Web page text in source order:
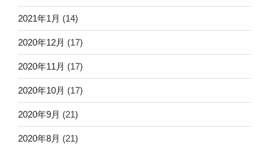
2021年1月 (14)
2020年12月 (17)
2020年11月 (17)
2020年10月 (17)
2020年9月 (21)
2020年8月 (21)